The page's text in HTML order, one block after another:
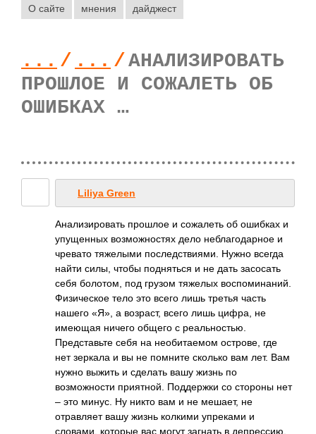
О сайте мнения дайджест
... / ... /АНАЛИЗИРОВАТЬ
ПРОШЛОЕ И СОЖАЛЕТЬ ОБ
ОШИБКАХ …
Liliya Green
Анализировать прошлое и сожалеть об ошибках и
упущенных возможностях дело неблагодарное и
чревато тяжелыми последствиями. Нужно всегда
найти силы, чтобы подняться и не дать засосать
себя болотом, под грузом тяжелых воспоминаний.
Физическое тело это всего лишь третья часть
нашего «Я», а возраст, всего лишь цифра, не
имеющая ничего общего с реальностью.
Представьте себя на необитаемом острове, где
нет зеркала и вы не помните сколько вам лет. Вам
нужно выжить и сделать вашу жизнь по
возможности приятной. Поддержки со стороны нет
– это минус. Ну никто вам и не мешает, не
отравляет вашу жизнь колкими упреками и
словами, которые вас могут загнать в депрессию.